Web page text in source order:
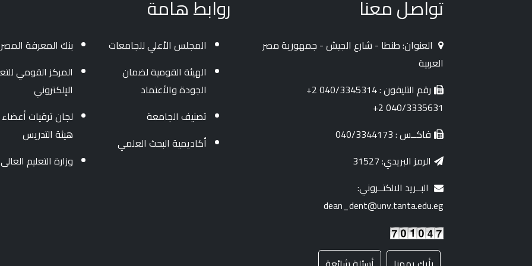
تواصل معنا
العنوان: طنطا - شارع الجيش - جمهورية مصر
العربية
رقم التليفون : 040/3345314 2+
040/3335631 2+
فاكــس : 040/3344173
الرمز البريدي: 31527
البــريد الالكتــروني:
dean_dent@unv.tanta.edu.eg
روابط هامة
المجلس الأعلي للجامعات
الهيئة القومية لضمان
الجودة والأعتماد
تصنيف الجامعة
أكاديمية البحث العلمي
بنك المعرفة
المركز القومي
الإلكتروني
لجان ترقيات أعضاء
هيئة التدريس
وزارة التعليم العالى